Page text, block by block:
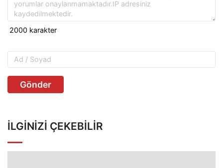
Gönder
İLGINIZI ÇEKEBILIR